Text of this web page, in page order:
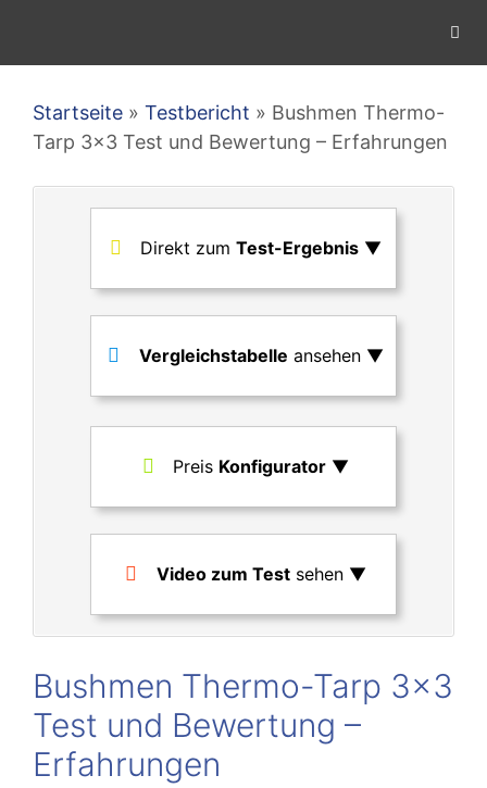
springen
Startseite » Testbericht » Bushmen Thermo-
Tarp 3×3 Test und Bewertung – Erfahrungen
Direkt zum Test-Ergebnis ▼
Vergleichstabelle ansehen ▼
Preis Konfigurator ▼
Video zum Testsehen ▼
Bushmen Thermo-Tarp 3×3
Test und Bewertung –
Erfahrungen